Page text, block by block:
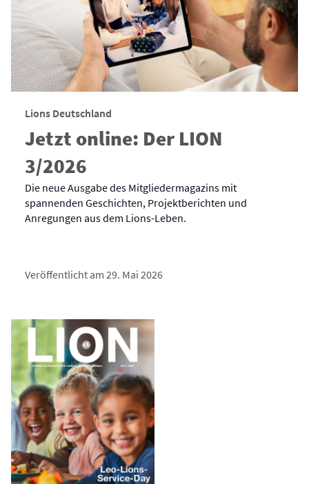
Lions Deutschland
Jetzt online: Der LION
3/2026
Die neue Ausgabe des Mitgliedermagazins mit
spannenden Geschichten, Projektberichten und
Anregungen aus dem Lions-Leben.
Veröffentlicht am 29. Mai 2026